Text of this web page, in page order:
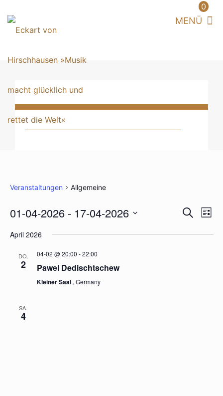
0
Veranstaltungen Allgemeine
UND
SucheListe
01-04-2026 - 17-04-2026
wählen.
April 2026
DO.
2
04-02 @ 20:00 -22:00
Pawel Dedischtschew
Kleiner Saal , Germany
SA.
4